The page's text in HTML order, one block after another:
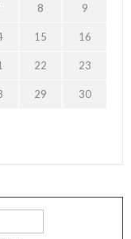
8 9
15 16
22 23
29 30